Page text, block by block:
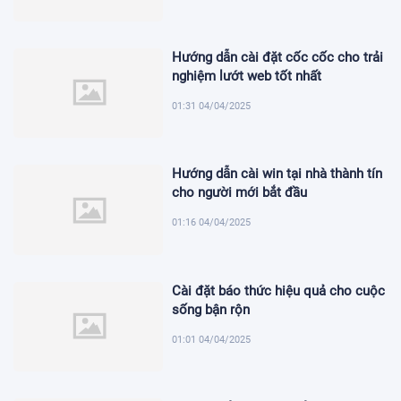
Hướng dẫn cài đặt cốc cốc cho trải
nghiệm lướt web tốt nhất
01:31 04/04/2025
Hướng dẫn cài win tại nhà thành tín
cho người mới bắt đầu
01:16 04/04/2025
Cài đặt báo thức hiệu quả cho cuộc
sống bận rộn
01:01 04/04/2025